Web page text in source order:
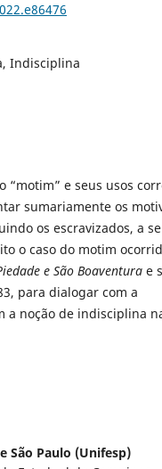
Indisciplina
e seus usos
sumariamente os
os escravizados, a se
o caso do motim
e São Boaventura e
para dialogar com a
a noção de indisciplina
São Paulo (Unifesp)